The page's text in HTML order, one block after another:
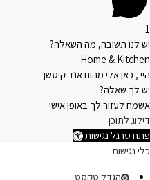
1
יש לנו תשובה, מה השאלה?
Home & Kitchen
היי , כאן אלי מהום אנד קיטשן
יש לך שאלה?
אשמח לעזור לך באופן אישי
דילוג לתוכן
פתח סרגל נגישות
כלי נגישות
הגדל טקסט